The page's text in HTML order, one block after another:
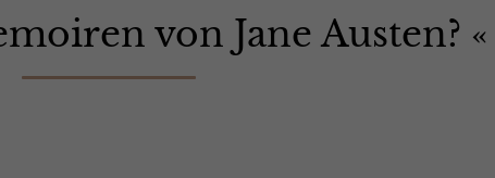
von Jane Austen?
Name tx_pwcomments_ahash